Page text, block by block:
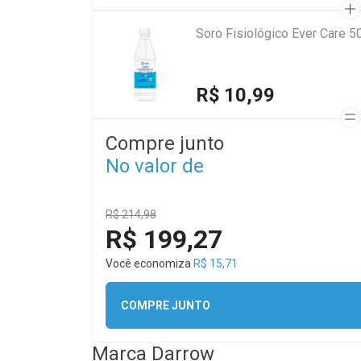
Soro Fisiológico Ever Care
R$ 10,99
Compre junto
No valor de
R$ 214,98
R$ 199,27
Você economiza R$ 15,71
COMPRE JUNTO
Marca Darrow